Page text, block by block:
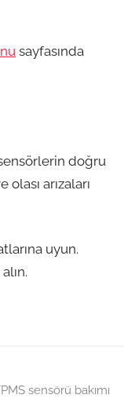
sayfasında
doğru
arızaları
uyun.
sensörü bakımı